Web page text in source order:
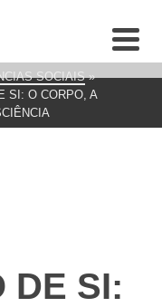
SOCIAIS »
SI: O CORPO, A
DE SI: